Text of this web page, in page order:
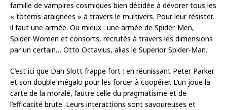
famille de vampires cosmiques bien décidée à dévorer tous les
« totems-araignées » à travers le multivers. Pour leur résister,
il faut une armée. Ou mieux : une armée de Spider-Men,
Spider-Women et consorts, recrutés à travers les dimensions
par un certain… Otto Octavius, alias le Superior Spider-Man.
C’est ici que Dan Slott frappe fort : en réunissant Peter Parker
et son double mégalo pour les forcer à coopérer. L’un joue la
carte de la morale, l’autre celle du pragmatisme et de
l’efficacité brute. Leurs interactions sont savoureuses et